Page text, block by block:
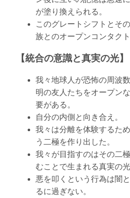
が塗り換えられる。
このグレートシフトとそ
族とのオープンコンタクト
【統合の意識と真実の光】
我々地球人が恐怖の周波
明の友人たちをオープン
要がある。
自分の内側と向き合え。
我々は分離を体験するた
う二極を作り出した。
我々が目指すのはその二
むことで生まれる真実の光
悪を叩くという行為は闇
るに過ぎない。